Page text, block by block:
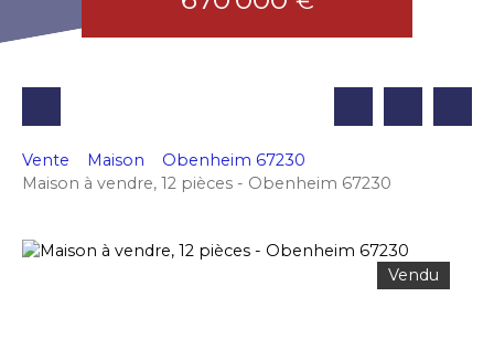
Vente Maison
Obenheim 67230
Maison à vendre, 12 pièces - Obenheim 67230
Vendu